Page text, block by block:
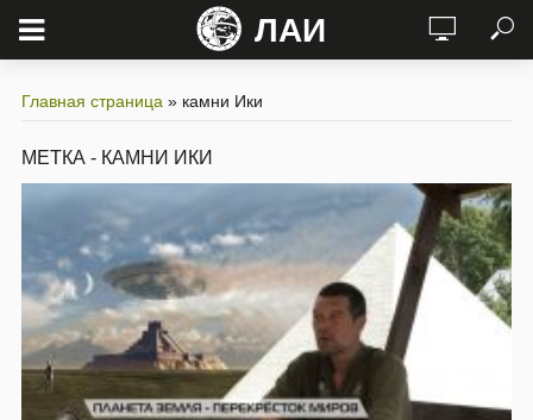
ЛАИ
Главная страница » камни Ики
МЕТКА - КАМНИ ИКИ